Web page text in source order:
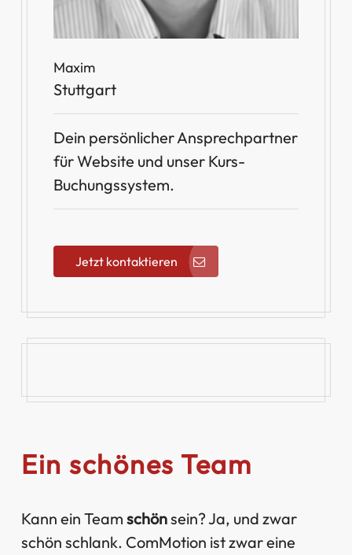
Maxim
Stuttgart
Dein persönlicher Ansprechpartner
für Website und unser Kurs-
Buchungssystem.
Jetzt kontaktieren
Ein schönes Team
Kann ein Team schönsein? Ja, und zwar
schön schlank. ComMotion ist zwar eine